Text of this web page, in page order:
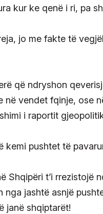
kur ke qenë i ri, pa
jo me fakte të
që ndryshon
në vendet fqinje, ose
i raportit
kemi pushtet të
Shqipëri t’i rrezistojë
nga jashtë asnjë
janë shqiptarët!